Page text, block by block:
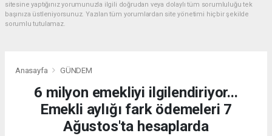
sitesine yaptığınız yorumunuzla ilgili doğrudan veya dolaylı tüm sorumluluğu tek
başınıza üstleniyorsunuz. Yazılan tüm yorumlardan site yönetimi hiçbir şekilde
sorumlu tutulamaz.
Anasayfa GÜNDEM
6 milyon emekliyi ilgilendiriyor...
Emekli aylığı fark ödemeleri 7
Ağustos'ta hesaplarda